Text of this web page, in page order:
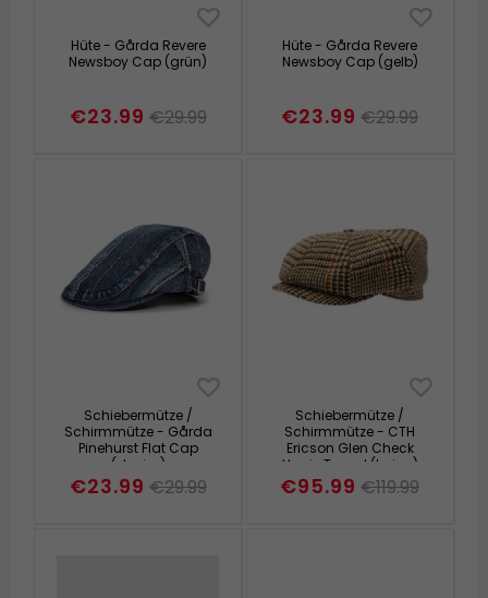
Hüte - Gårda Revere
Newsboy Cap (grün)
€23.99 €29.99
Hüte - Gårda Revere
Newsboy Cap (gelb)
€23.99 €29.99
Schiebermütze /
Schirmmütze - Gårda
Pinehurst Flat Cap
(denim)
€23.99 €29.99
Schiebermütze /
Schirmmütze - CTH
Ericson Glen Check
Harris Tweed (beige)
€95.99 €119.99